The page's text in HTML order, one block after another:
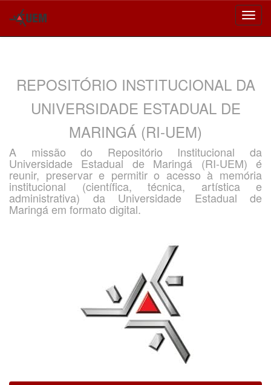
REPOSITÓRIO INSTITUCIONAL DA
UNIVERSIDADE ESTADUAL DE
MARINGÁ (RI-UEM)
A missão do Repositório Institucional da
Universidade Estadual de Maringá (RI-UEM) é
reunir, preservar e permitir o acesso à memória
institucional (científica, técnica, artística e
administrativa) da Universidade Estadual de
Maringá em formato digital.